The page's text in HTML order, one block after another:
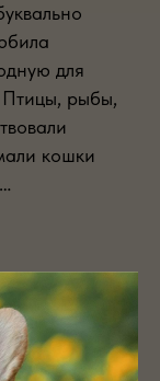
для
Птицы, рыбы,
кошки